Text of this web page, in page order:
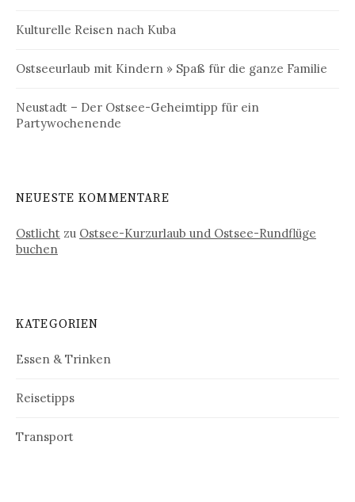
Kulturelle Reisen nach Kuba
Ostseeurlaub mit Kindern » Spaß für die ganze Familie
Neustadt – Der Ostsee-Geheimtipp für ein
Partywochenende
NEUESTE KOMMENTARE
Ostlicht zu Ostsee-Kurzurlaub und Ostsee-Rundflüge
buchen
KATEGORIEN
Essen & Trinken
Reisetipps
Transport